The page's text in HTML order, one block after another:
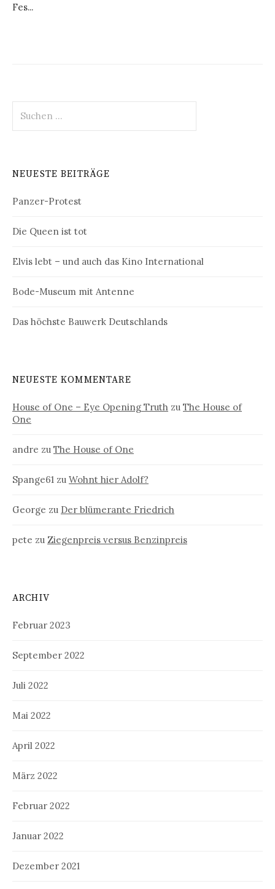
Fes...
nach:
NEUESTE BEITRÄGE
Panzer-Protest
Die Queen ist tot
Elvis lebt – und auch das Kino International
Bode-Museum mit Antenne
Das höchste Bauwerk Deutschlands
NEUESTE KOMMENTARE
House of One – Eye Opening Truth zu The House of
One
andre zu The House of One
Spange61 zu Wohnt hier Adolf?
George zu Der blümerante Friedrich
pete zu Ziegenpreis versus Benzinpreis
ARCHIV
Februar 2023
September 2022
Juli 2022
Mai 2022
April 2022
März 2022
Februar 2022
Januar 2022
Dezember 2021